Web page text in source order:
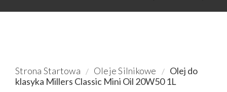
Strona Startowa Oleje Silnikowe
Olej do
klasyka Millers Classic Mini Oil 20W50 1L